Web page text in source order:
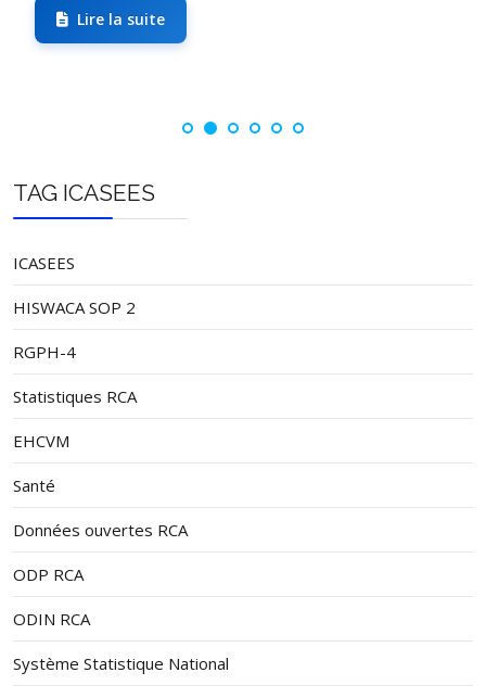
Lire la suite
TAG ICASEES
ICASEES
HISWACA SOP 2
RGPH-4
Statistiques RCA
EHCVM
Santé
Données ouvertes RCA
ODP RCA
ODIN RCA
Système Statistique National